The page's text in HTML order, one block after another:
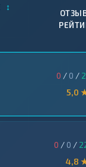
↕
0 / 0 / 2
5,0
0 / 0 /
4,8